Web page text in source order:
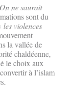
ne saurait
sont du
les violences
la vallée de
chaldéenne,
le choix aux
à l’islam